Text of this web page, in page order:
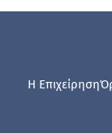
Η Επιχείρηση